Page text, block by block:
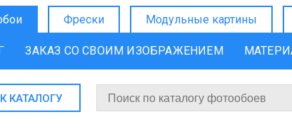
Фрески Модульные картины
ЗАКАЗ СО СВОИМ ИЗОБРАЖЕНИЕМ
КАТАЛОГУ